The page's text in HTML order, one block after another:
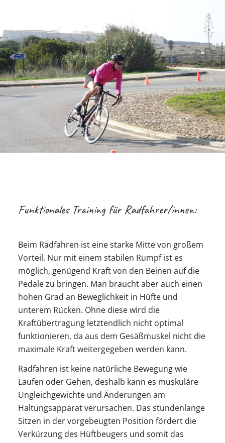
Funktionales Training für Radfahrer/innen:
Beim Radfahren ist eine starke Mitte von großem
Vorteil. Nur mit einem stabilen Rumpf ist es
möglich, genügend Kraft von den Beinen auf die
Pedale zu bringen. Man braucht aber auch einen
hohen Grad an Beweglichkeit in Hüfte und
unterem Rücken. Ohne diese wird die
Kraftübertragung letztendlich nicht optimal
funktionieren, da aus dem Gesäßmuskel nicht die
maximale Kraft weitergegeben werden kann.
Radfahren ist keine natürliche Bewegung wie
Laufen oder Gehen, deshalb kann es muskuläre
Ungleichgewichte und Änderungen am
Haltungsapparat verursachen. Das stundenlange
Sitzen in der vorgebeugten Position fördert die
Verkürzung des Hüftbeugers und somit das